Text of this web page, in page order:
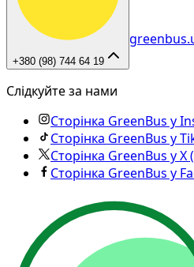
+380 (98) 744 64 19
Слідкуйте за нами
Сторінка GreenBus у
Сторінка GreenBus у
Сторінка GreenBus у
Сторінка GreenBus у